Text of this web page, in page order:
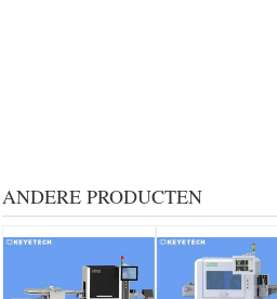
ANDERE PRODUCTEN